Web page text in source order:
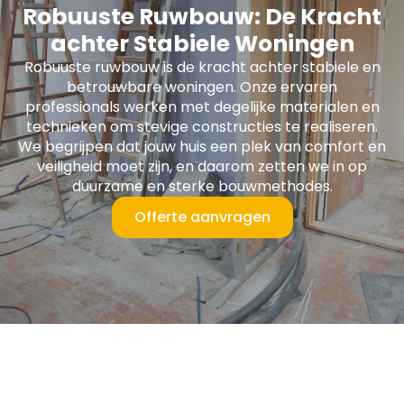
Robuuste Ruwbouw: De Kracht
achter Stabiele Woningen
Robuuste ruwbouw is de kracht achter stabiele en
betrouwbare woningen. Onze ervaren
professionals werken met degelijke materialen en
technieken om stevige constructies te realiseren.
We begrijpen dat jouw huis een plek van comfort en
veiligheid moet zijn, en daarom zetten we in op
duurzame en sterke bouwmethodes.
Offerte aanvragen